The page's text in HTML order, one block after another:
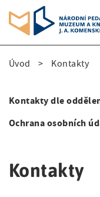
r
o
e
Úvod Kontakty
Kontakty
e
Kontakty dle
Ochrana osobních